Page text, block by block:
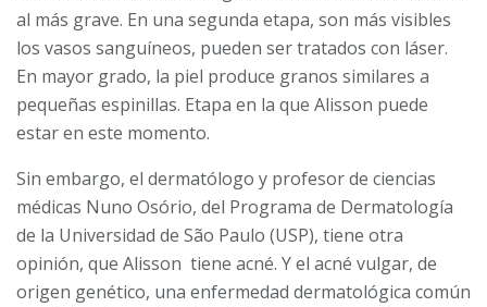
al más grave. En una segunda etapa, son más visibles
los vasos sanguíneos, pueden ser tratados con láser.
En mayor grado, la piel produce granos similares a
pequeñas espinillas. Etapa en la que Alisson puede
estar en este momento.
Sin embargo, el dermatólogo y profesor de ciencias
médicas Nuno Osório, del Programa de Dermatología
de la Universidad de São Paulo (USP), tiene otra
opinión, que Alisson tiene acné. Y el acné vulgar, de
origen genético, una enfermedad dermatológica común